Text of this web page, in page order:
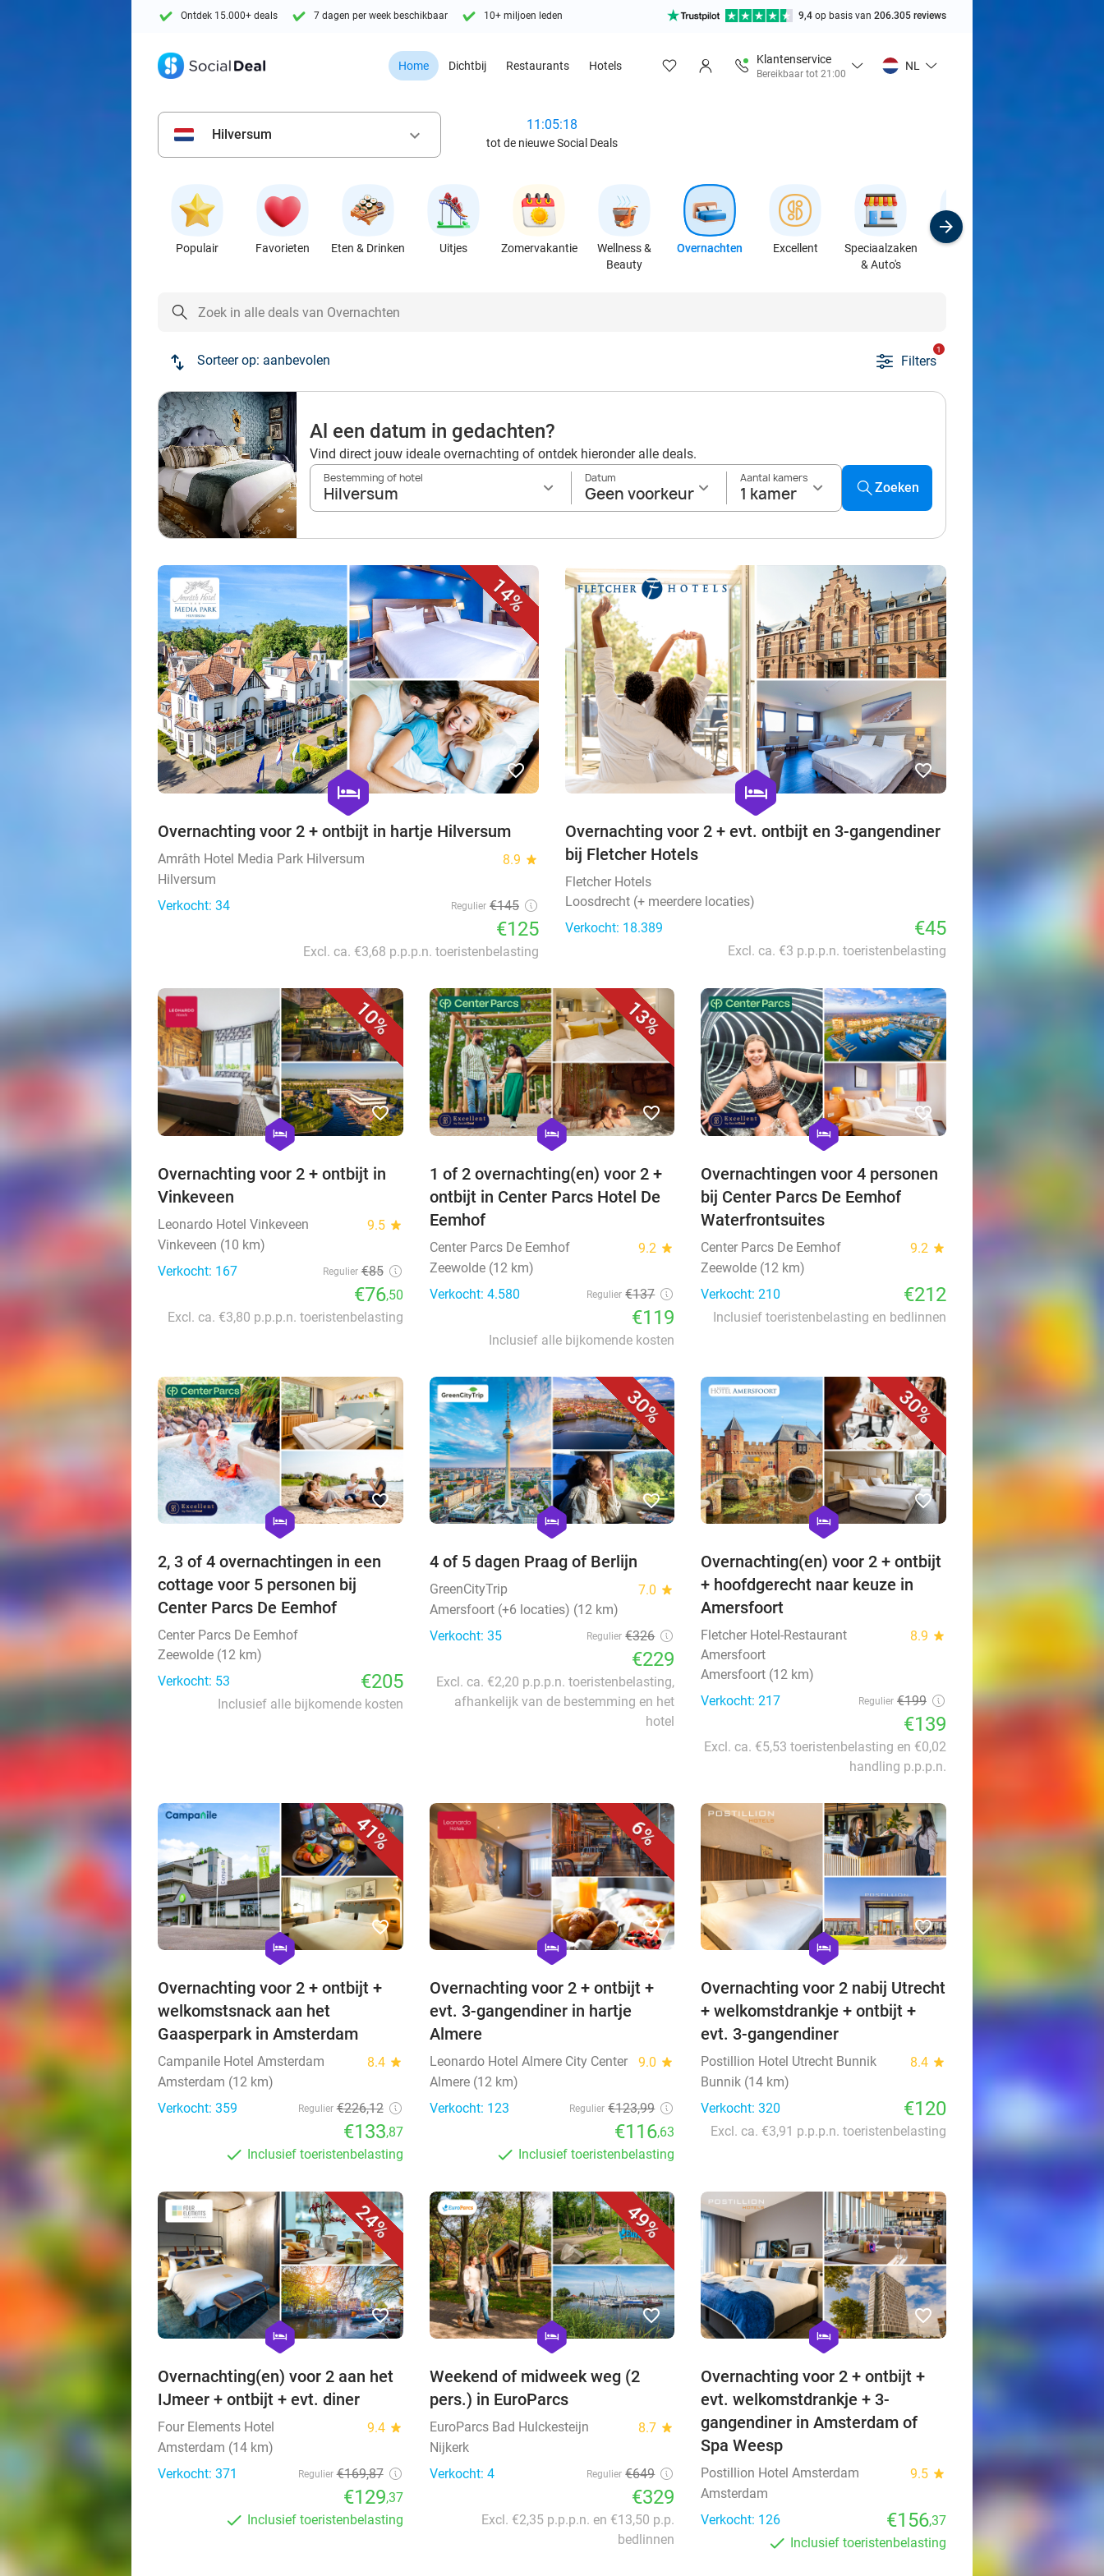
Ontdek 15.000+ deals 7 dagen per week beschikbaar 10+ miljoen leden 9,4 op basis van 206.305 reviews
Home Dichtbij Restaurants Hotels
Klantenservice
Bereikbaar tot 21:00
NL
Hilversum keyboard_arrow_down
11:05:15
tot de nieuwe Social Deals
Populair Favorieten Eten & Drinken Uitjes Zomervakantie
Wellness &
Beauty
Overnachten Excellent
Speciaalzaken
& Auto's
Sport
Sorteer op: aanbevolen Filters
1
Al een datum in gedachten?
Vind direct jouw ideale overnachting of ontdek hieronder alle deals.
Bestemming of hotel
Hilversum
Datum
Geen voorkeur
Aantal kamers
1 kamer Zoeken
14%
favorite_border
hexagon
hotel
Overnachting voor 2 + ontbijt in hartje Hilversum
Amrâth Hotel Media Park Hilversum 8.9 star
Hilversum
Verkocht: 34
Regulier €145
€125
Excl. ca. €3,68 p.p.p.n. toeristenbelasting
favorite_border
hexagon
hotel
Overnachting voor 2 + evt. ontbijt en 3-gangendiner
bij Fletcher Hotels
Fletcher Hotels
Loosdrecht (+ meerdere locaties)
Verkocht: 18.389
€45
Excl. ca. €3 p.p.p.n. toeristenbelasting
10%
favorite_border
hexagon
hotel
Overnachting voor 2 + ontbijt in
Vinkeveen
Leonardo Hotel Vinkeveen 9.5 star
Vinkeveen (10 km)
Verkocht: 167
Regulier €85
€76,50
Excl. ca. €3,80 p.p.p.n. toeristenbelasting
13%
favorite_border
hexagon
hotel
1 of 2 overnachting(en) voor 2 +
ontbijt in Center Parcs Hotel De
Eemhof
Center Parcs De Eemhof 9.2 star
Zeewolde (12 km)
Verkocht: 4.580
Regulier €137
€119
Inclusief alle bijkomende kosten
favorite_border
hexagon
hotel
Overnachtingen voor 4 personen
bij Center Parcs De Eemhof
Waterfrontsuites
Center Parcs De Eemhof 9.2 star
Zeewolde (12 km)
Verkocht: 210
€212
Inclusief toeristenbelasting en bedlinnen
favorite_border
hexagon
hotel
2, 3 of 4 overnachtingen in een
cottage voor 5 personen bij
Center Parcs De Eemhof
Center Parcs De Eemhof
Zeewolde (12 km)
Verkocht: 53
€205
Inclusief alle bijkomende kosten
30%
favorite_border
hexagon
hotel
4 of 5 dagen Praag of Berlijn
GreenCityTrip 7.0 star
Amersfoort (+6 locaties) (12 km)
Verkocht: 35
Regulier €326
€229
Excl. ca. €2,20 p.p.p.n. toeristenbelasting,
afhankelijk van de bestemming en het
hotel
30%
favorite_border
hexagon
hotel
Overnachting(en) voor 2 + ontbijt
+ hoofdgerecht naar keuze in
Amersfoort
Fletcher Hotel-Restaurant
Amersfoort
8.9 star
Amersfoort (12 km)
Verkocht: 217
Regulier €199
€139
Excl. ca. €5,53 toeristenbelasting en €0,02
handling p.p.p.n.
41%
favorite_border
hexagon
hotel
Overnachting voor 2 + ontbijt +
welkomstsnack aan het
Gaasperpark in Amsterdam
Campanile Hotel Amsterdam 8.4 star
Amsterdam (12 km)
Verkocht: 359
Regulier €226,12
€133,87
Inclusief toeristenbelasting
6%
favorite_border
hexagon
hotel
Overnachting voor 2 + ontbijt +
evt. 3-gangendiner in hartje
Almere
Leonardo Hotel Almere City Center 9.0 star
Almere (12 km)
Verkocht: 123
Regulier €123,99
€116,63
Inclusief toeristenbelasting
favorite_border
hexagon
hotel
Overnachting voor 2 nabij Utrecht
+ welkomstdrankje + ontbijt +
evt. 3-gangendiner
Postillion Hotel Utrecht Bunnik 8.4 star
Bunnik (14 km)
Verkocht: 320
€120
Excl. ca. €3,91 p.p.p.n. toeristenbelasting
24%
favorite_border
hexagon
hotel
Overnachting(en) voor 2 aan het
IJmeer + ontbijt + evt. diner
Four Elements Hotel 9.4 star
Amsterdam (14 km)
Verkocht: 371
Regulier €169,87
€129,37
Inclusief toeristenbelasting
49%
favorite_border
hexagon
hotel
Weekend of midweek weg (2
pers.) in EuroParcs
EuroParcs Bad Hulckesteijn 8.7 star
Nijkerk
Verkocht: 4
Regulier €649
€329
Excl. €2,35 p.p.p.n. en €13,50 p.p.
bedlinnen
favorite_border
hexagon
hotel
Overnachting voor 2 + ontbijt +
evt. welkomstdrankje + 3-
gangendiner in Amsterdam of
Spa Weesp
Postillion Hotel Amsterdam 9.5 star
Amsterdam
Verkocht: 126
€156,37
Inclusief toeristenbelasting